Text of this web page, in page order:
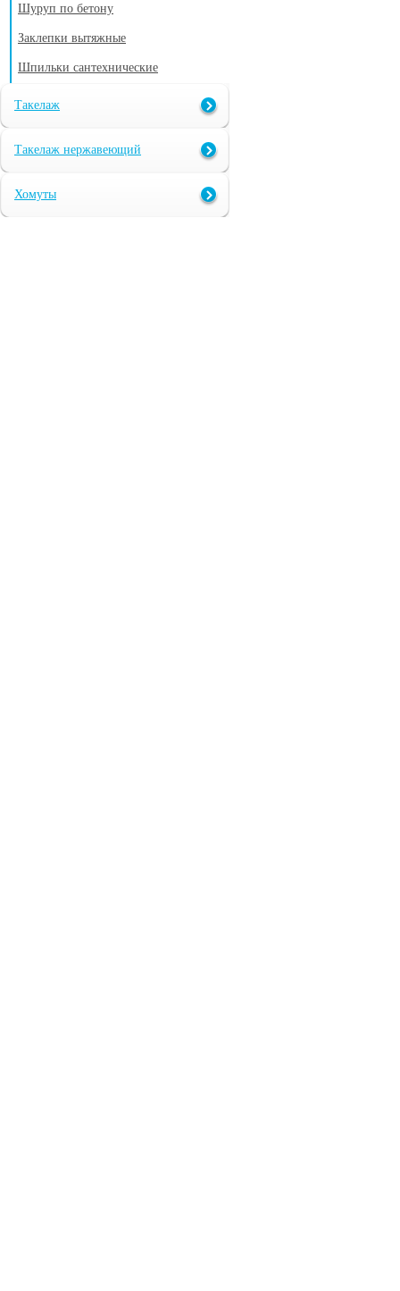
Шуруп по бетону
Заклепки вытяжные
Шпильки сантехнические
Такелаж
Такелаж нержавеющий
Хомуты